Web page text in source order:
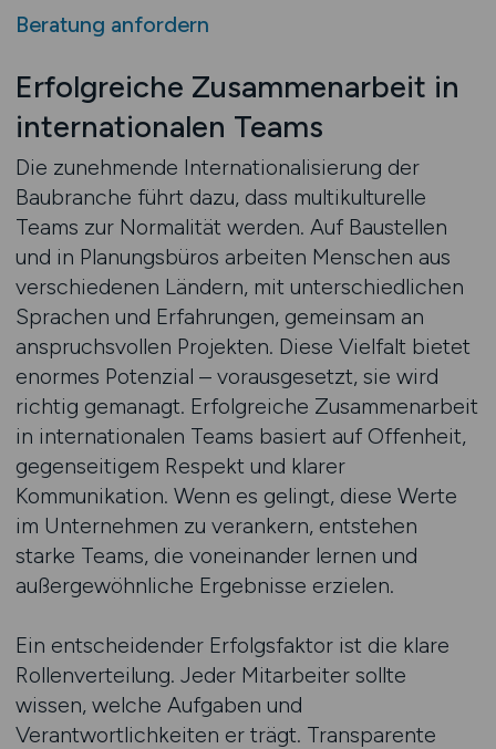
Beratung anfordern
Erfolgreiche Zusammenarbeit in
internationalen Teams
Die zunehmende Internationalisierung der
Baubranche führt dazu, dass multikulturelle
Teams zur Normalität werden. Auf Baustellen
und in Planungsbüros arbeiten Menschen aus
verschiedenen Ländern, mit unterschiedlichen
Sprachen und Erfahrungen, gemeinsam an
anspruchsvollen Projekten. Diese Vielfalt bietet
enormes Potenzial – vorausgesetzt, sie wird
richtig gemanagt. Erfolgreiche Zusammenarbeit
in internationalen Teams basiert auf Offenheit,
gegenseitigem Respekt und klarer
Kommunikation. Wenn es gelingt, diese Werte
im Unternehmen zu verankern, entstehen
starke Teams, die voneinander lernen und
außergewöhnliche Ergebnisse erzielen.
Ein entscheidender Erfolgsfaktor ist die klare
Rollenverteilung. Jeder Mitarbeiter sollte
wissen, welche Aufgaben und
Verantwortlichkeiten er trägt. Transparente